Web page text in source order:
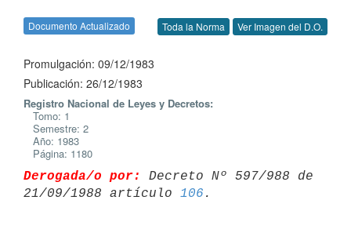
Documento Actualizado Toda la Norma Ver Imagen del D.O.
Promulgación: 09/12/1983
Publicación: 26/12/1983
Registro Nacional de Leyes y Decretos:
Tomo: 1
Semestre: 2
Año: 1983
Página: 1180
Derogada/o por:
Decreto Nº 597/988 de
21/09/1988 artículo 106